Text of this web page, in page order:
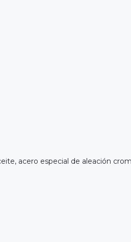
acero especial de aleación